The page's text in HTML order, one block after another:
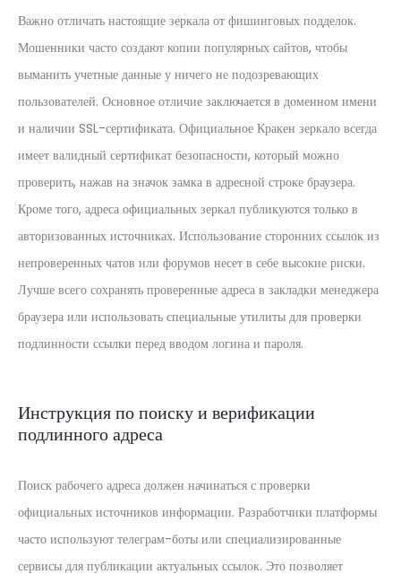
Важно отличать настоящие зеркала от фишинговых подделок.
Мошенники часто создают копии популярных сайтов, чтобы
выманить учетные данные у ничего не подозревающих
пользователей. Основное отличие заключается в доменном имени
и наличии SSL-сертификата. Официальное Кракен зеркало всегда
имеет валидный сертификат безопасности, который можно
проверить, нажав на значок замка в адресной строке браузера.
Кроме того, адреса официальных зеркал публикуются только в
авторизованных источниках. Использование сторонних ссылок из
непроверенных чатов или форумов несет в себе высокие риски.
Лучше всего сохранять проверенные адреса в закладки менеджера
браузера или использовать специальные утилиты для проверки
подлинности ссылки перед вводом логина и пароля.
Инструкция по поиску и верификации
подлинного адреса
Поиск рабочего адреса должен начинаться с проверки
официальных источников информации. Разработчики платформы
часто используют телеграм-боты или специализированные
сервисы для публикации актуальных ссылок. Это позволяет